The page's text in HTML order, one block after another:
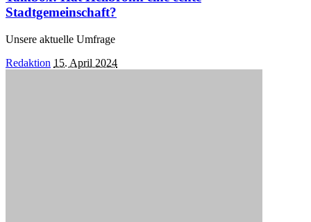
Stadtgemeinschaft?
Unsere aktuelle Umfrage
Posted
Redaktion 15. April 2024